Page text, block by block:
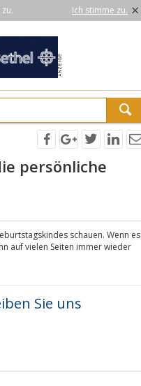
Ich stimme zu. ×
persönliche
schauen. Wenn es
auf vielen Seiten immer wieder
Sie uns